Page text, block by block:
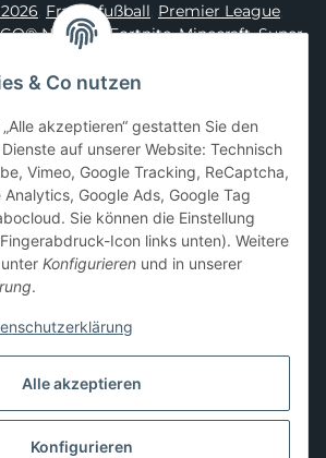
, Frauenfußball, Premier League,
LEGO® Ninjago Fortnite,Minecraft,Super
Asterix
Zubehör &
Sleeves, Premium Sleeves,Toploader
Sammelalben / Binder / Pocket Pages
undAufbewahrungslösungen
Vertrag widerrufen
Alle akzeptieren
Konfigurieren
& Co nutzen
akzeptieren“ gestatten Sie den
auf unserer Website: Technisch
Vimeo, Google Tracking, ReCaptcha,
Analytics, Google Ads, Google Tag
Sie können die Einstellung
Icon links unten). Weitere
Konfigurieren und in unserer
.